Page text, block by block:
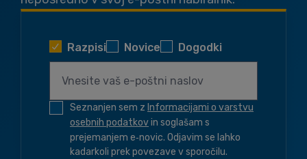
Razpisi Novice Dogodki
Seznanjen sem z Informacijami o varstvu
osebnih podatkovin soglašam s
prejemanjem e‑novic. Odjavim se lahko
kadarkoli prek povezave v sporočilu.